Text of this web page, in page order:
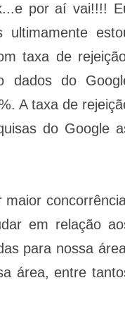
por aí vai!!!!
ultimamente
taxa de
dados do
A taxa de
do Google
em relação
para nossa
área, entre